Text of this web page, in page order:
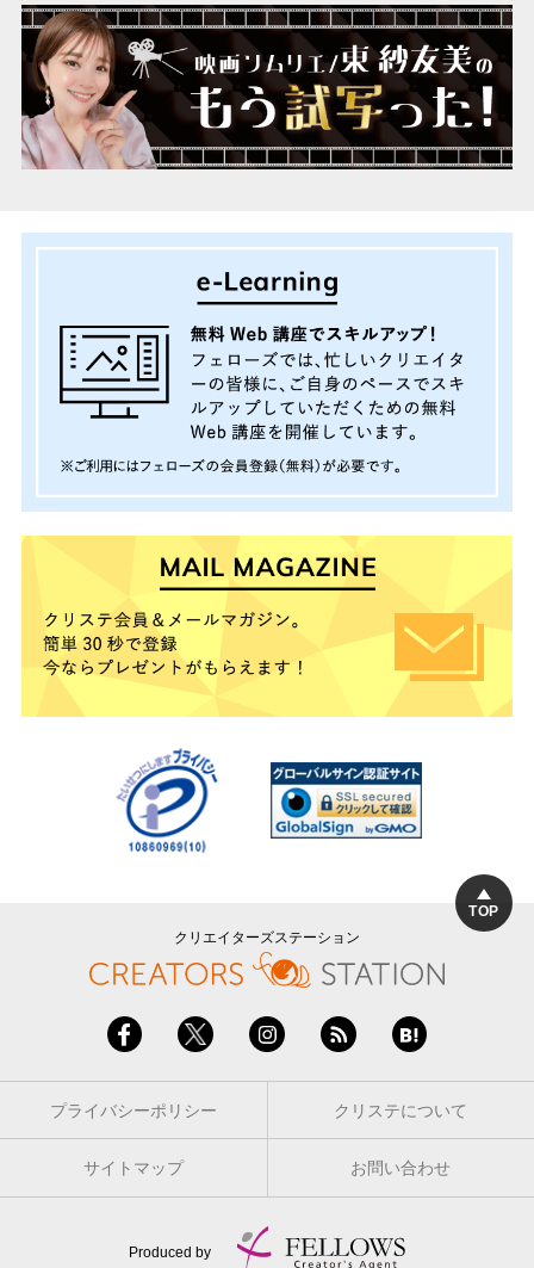
TOP
クリエイターズステーション
プライバシーポリシー クリステについて
サイトマップ お問い合わせ
Produced by